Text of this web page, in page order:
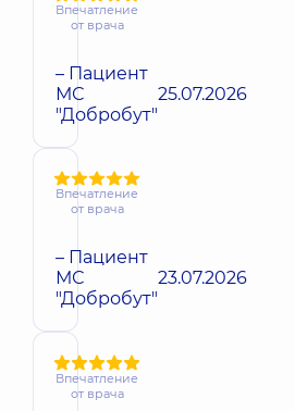
Впечатление
от врача
– Пациент
МС
"Добробут"
25.07.2026
Впечатление
от врача
– Пациент
МС
"Добробут"
23.07.2026
Впечатление
от врача